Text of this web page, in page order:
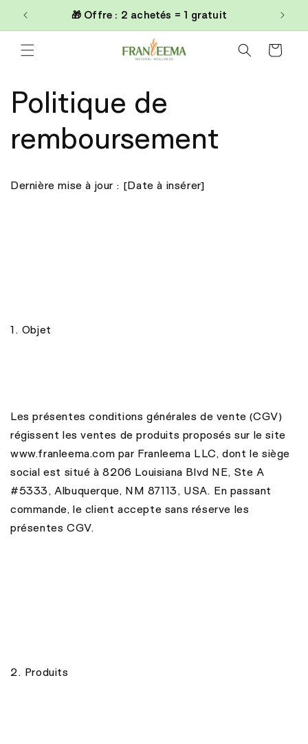
passer
au
🎁 Offre : 2 achetés = 1 gratuit
Panier
Politique de
remboursement
Dernière mise à jour : [Date à insérer]
1. Objet
Les présentes conditions générales de vente (CGV)
régissent les ventes de produits proposés sur le site
www.franleema.com par Franleema LLC, dont le siège
social est situé à 8206 Louisiana Blvd NE, Ste A
#5333, Albuquerque, NM 87113, USA. En passant
commande, le client accepte sans réserve les
présentes CGV.
2. Produits